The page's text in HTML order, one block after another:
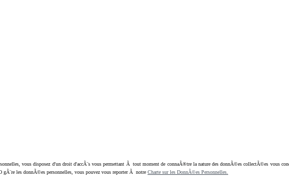
vous disposez d'un droit d'accÃ¨s vous permettant Ã tout moment de connaÃ®tre la nature des donnÃ©es collectÃ©es vous
gÃ¨re les donnÃ©es personnelles, vous pouvez vous reporter Ã notre Charte sur les DonnÃ©es Personnelles.